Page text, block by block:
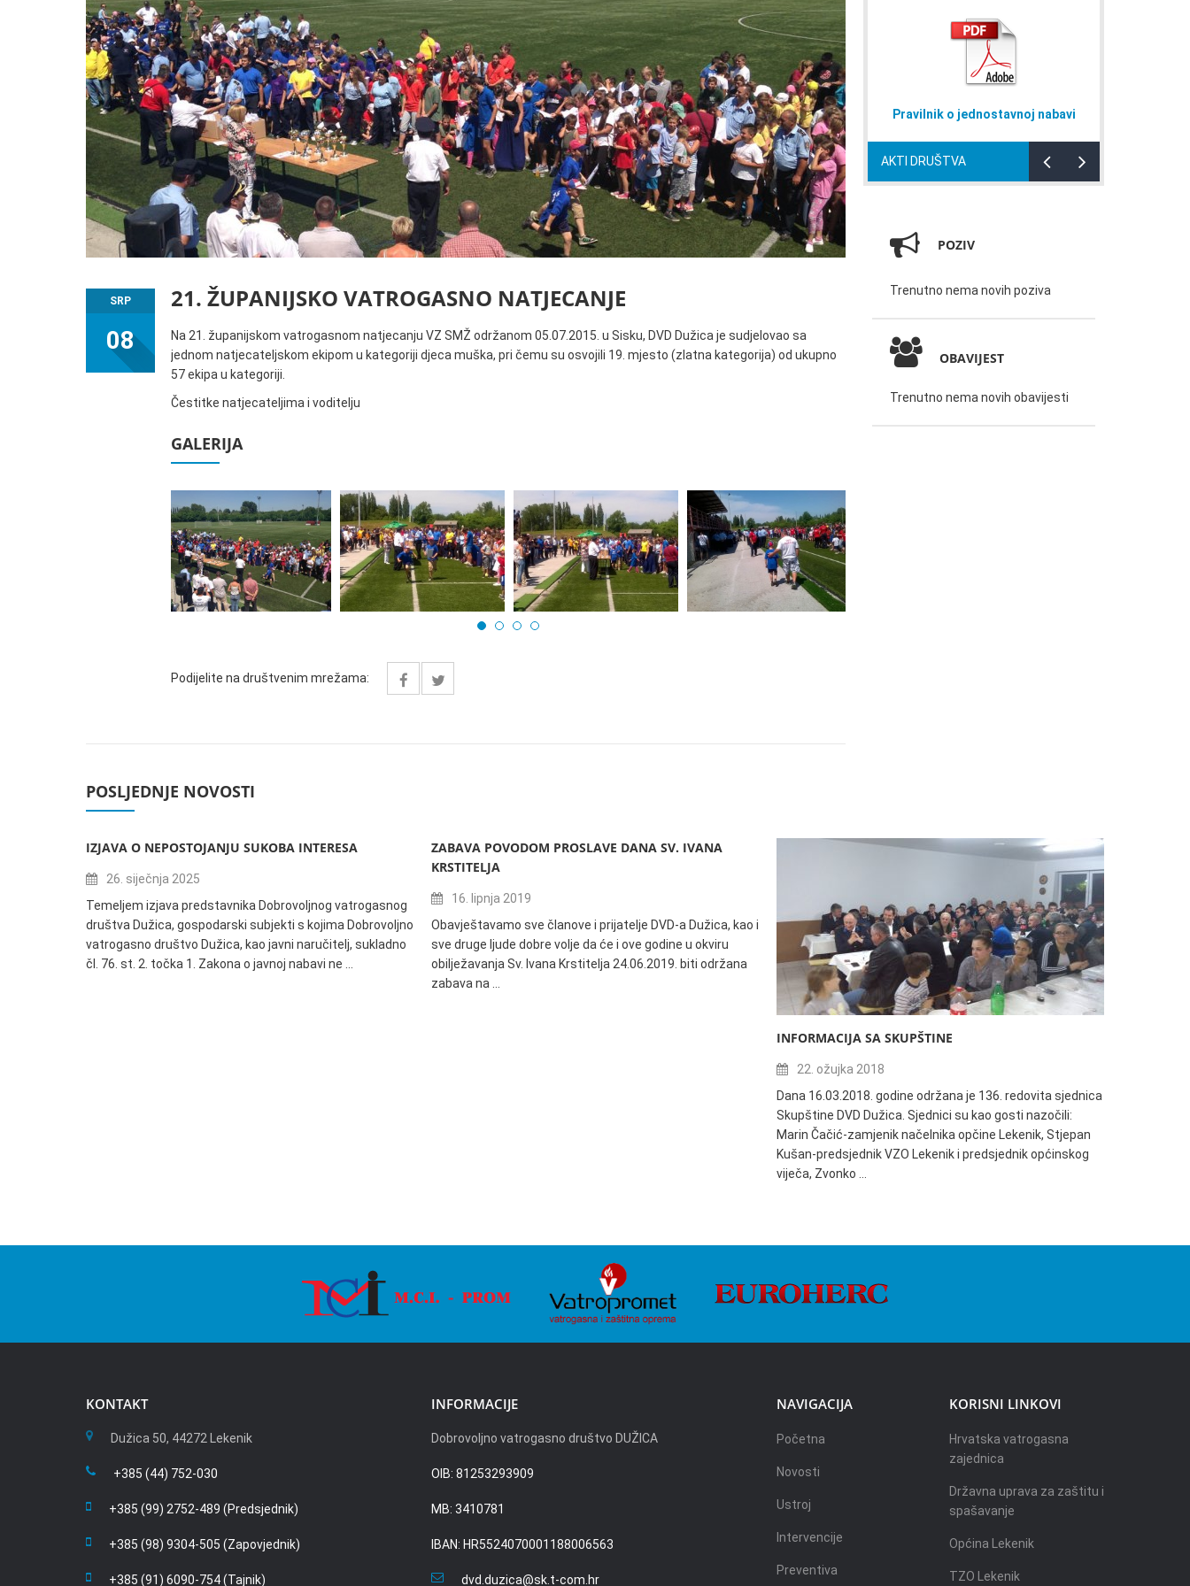
SRP
08
21. ŽUPANIJSKO VATROGASNO NATJECANJE
Na 21. županijskom vatrogasnom natjecanju VZ SMŽ održanom 05.07.2015. u Sisku, DVD Dužica je sudjelovao sa
jednom natjecateljskom ekipom u kategoriji djeca muška, pri čemu su osvojili 19. mjesto (zlatna kategorija) od ukupno
57 ekipa u kategoriji.
Čestitke natjecateljima i voditelju
GALERIJA
Podijelite na društvenim mrežama:
AKTI DRUŠTVA
Pravilnik o jednostavnoj nabavi Naputak za domaćinstva
POZIV
Trenutno nema novih poziva
OBAVIJEST
Trenutno nema novih obavijesti
POSLJEDNJE NOVOSTI
IZJAVA O NEPOSTOJANJU SUKOBA INTERESA
26. siječnja 2025
Temeljem izjava predstavnika Dobrovoljnog vatrogasnog
društva Dužica, gospodarski subjekti s kojima Dobrovoljno
vatrogasno društvo Dužica, kao javni naručitelj, sukladno
čl. 76. st. 2. točka 1. Zakona o javnoj nabavi ne …
ZABAVA POVODOM PROSLAVE DANA SV. IVANA
KRSTITELJA
16. lipnja 2019
Obavještavamo sve članove i prijatelje DVD-a Dužica, kao i
sve druge ljude dobre volje da će i ove godine u okviru
obilježavanja Sv. Ivana Krstitelja 24.06.2019. biti održana
zabava na …
INFORMACIJA SA SKUPŠTINE
22. ožujka 2018
Dana 16.03.2018. godine održana je 136. redovita sjednica
Skupštine DVD Dužica. Sjednici su kao gosti nazočili:
Marin Čačić-zamjenik načelnika opčine Lekenik, Stjepan
Kušan-predsjednik VZO Lekenik i predsjednik općinskog
viječa, Zvonko …
KONTAKT
Dužica 50, 44272 Lekenik
+385 (44) 752-030
+385 (99) 2752-489 (Predsjednik)
+385 (98) 9304-505 (Zapovjednik)
+385 (91) 6090-754 (Tajnik)
INFORMACIJE
Dobrovoljno vatrogasno društvo DUŽICA
OIB: 81253293909
MB: 3410781
IBAN: HR5524070001188006563
dvd.duzica@sk.t-com.hr
NAVIGACIJA
Početna
Novosti
Ustroj
Intervencije
Preventiva
KORISNI LINKOVI
Hrvatska vatrogasna
zajednica
Državna uprava za zaštitu i
spašavanje
Općina Lekenik
TZO Lekenik